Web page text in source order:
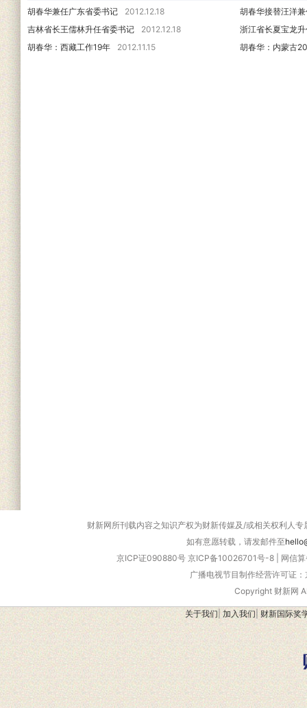
胡春华兼任广东省委书记 2012.12.18
胡春华接替汪洋
吉林省长王儒林升任省委书记
2012.12.18
浙江省长夏宝龙
胡春华：西藏工作19年
2012.11.15 胡春华：内蒙古
财新网所刊载内容之知识产权为财新传媒及/或相关权利人
如有意愿转载，请发邮件至
京ICP证090880号 京ICP备10026701号-8
网信
广播电视节目制作经营许可证
Copyright 财新网
关于我们 |加入我们| 财新国际奖